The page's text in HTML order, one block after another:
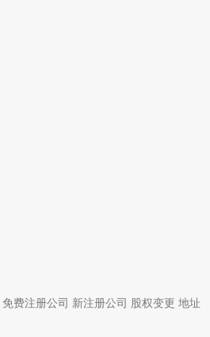
免费注册公司 新注册公司 股权变更 地址